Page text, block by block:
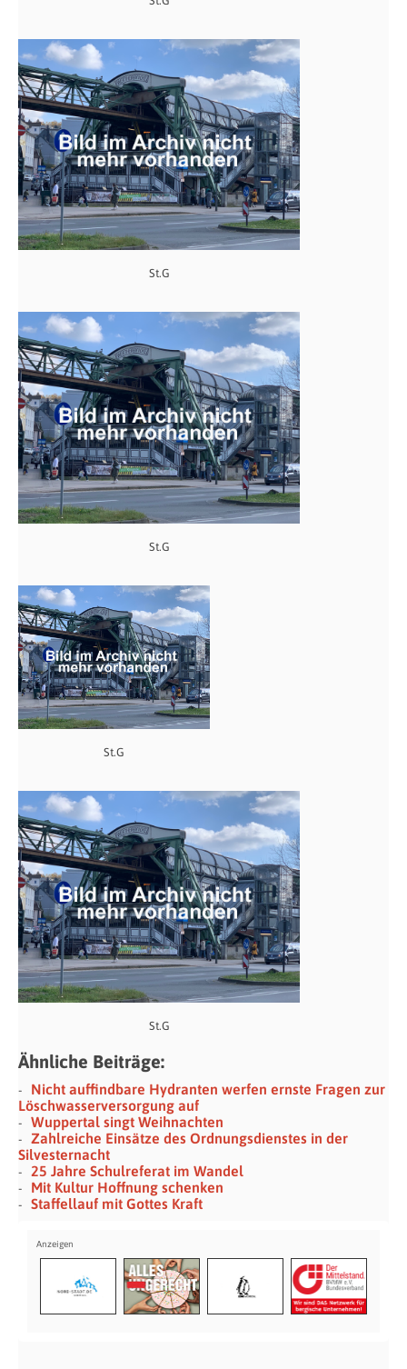
St.G
St.G
St.G
St.G
Ähnliche Beiträge:
Nicht auffindbare Hydranten werfen ernste Fragen zur
Löschwasserversorgung auf
Wuppertal singt Weihnachten
Zahlreiche Einsätze des Ordnungsdienstes in der
Silvesternacht
25 Jahre Schulreferat im Wandel
Mit Kultur Hoffnung schenken
Staffellauf mit Gottes Kraft